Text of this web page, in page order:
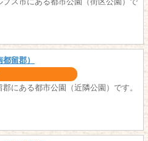
留郡）
郡にある都市公園（近隣公園）です。